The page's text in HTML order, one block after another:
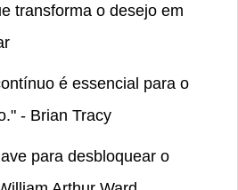
transforma o desejo em
é essencial para o
- Brian Tracy
para desbloquear o